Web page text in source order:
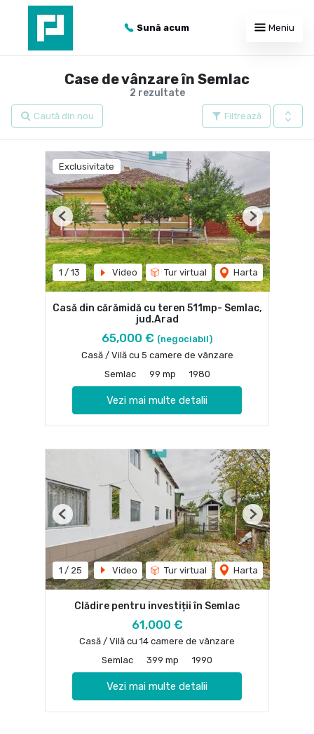
Sună acum Meniu
2 rezultate
Case de vânzare în Semlac
Filtrează
Caută din nou
Exclusivitate
1 / 13 Video Tur virtual Harta
Previous Next
Casă din cărămidă cu teren 511mp- Semlac,
jud.Arad
65,000 € (negociabil)
Casă / Vilă cu 5 camere de vânzare
Semlac
99 mp 1980
Vezi mai multe detalii
1 / 25 Video Tur virtual Harta
Previous Next
Clădire pentru investiții în Semlac
61,000 €
Casă / Vilă cu 14 camere de vânzare
Semlac
399 mp 1990
Vezi mai multe detalii